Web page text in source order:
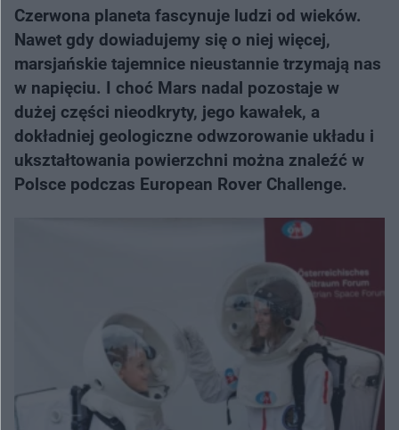
Czerwona planeta fascynuje ludzi od wieków.
Nawet gdy dowiadujemy się o niej więcej,
marsjańskie tajemnice nieustannie trzymają nas
w napięciu. I choć Mars nadal pozostaje w
dużej części nieodkryty, jego kawałek, a
dokładniej geologiczne odwzorowanie układu i
ukształtowania powierzchni można znaleźć w
Polsce podczas European Rover Challenge.